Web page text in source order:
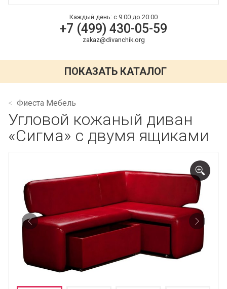
Каждый день: с 9:00 до 20:00
+7 (499) 430-05-59
zakaz@divanchik.org
ПОКАЗАТЬ КАТАЛОГ
Фиеста Мебель
Угловой кожаный диван
«Сигма» с двумя ящиками